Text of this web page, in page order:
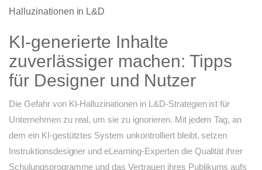
Halluzinationen in L&D
KI-generierte Inhalte
zuverlässiger machen: Tipps
für Designer und Nutzer
Die Gefahr von KI-Halluzinationen in L&D-Strategien ist für
Unternehmen zu real, um sie zu ignorieren. Mit jedem Tag, an
dem ein KI-gestütztes System unkontrolliert bleibt, setzen
Instruktionsdesigner und eLearning-Experten die Qualität ihrer
Schulungsprogramme und das Vertrauen ihres Publikums aufs